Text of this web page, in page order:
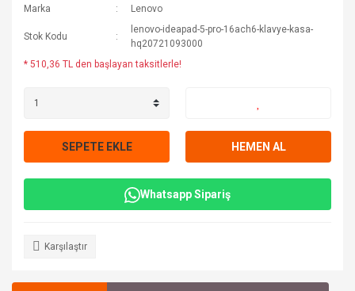
Marka
Lenovo
Stok Kodu
lenovo-ideapad-5-pro-16ach6-klavye-kasa-
hq20721093000
* 510,36 TL den başlayan taksitlerle!
SEPETE EKLE HEMEN AL
Whatsapp Sipariş
Karşılaştır